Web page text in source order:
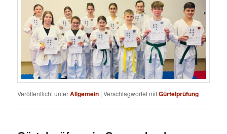
Veröffentlicht unterAllgemein |Verschlagwortet mitGürtelprüfung